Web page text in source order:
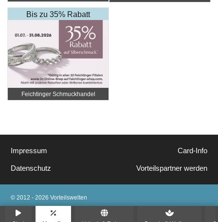
Pölten
Bis zu 35% Rabatt
Feichtinger Schmuckhandel
St.Pölten
Impressum
Datenschutz
Card-Info
Vorteilspartner werden
© 2012 - 2026 Vorteilswelten
Alle Rechte vorbehalten